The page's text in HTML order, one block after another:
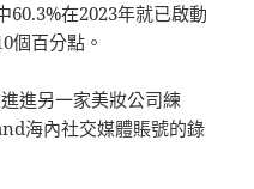
60.3%在2023年就已啟動
個百分點。
進另一家美妝公司練
海內社交媒體賬號的錄